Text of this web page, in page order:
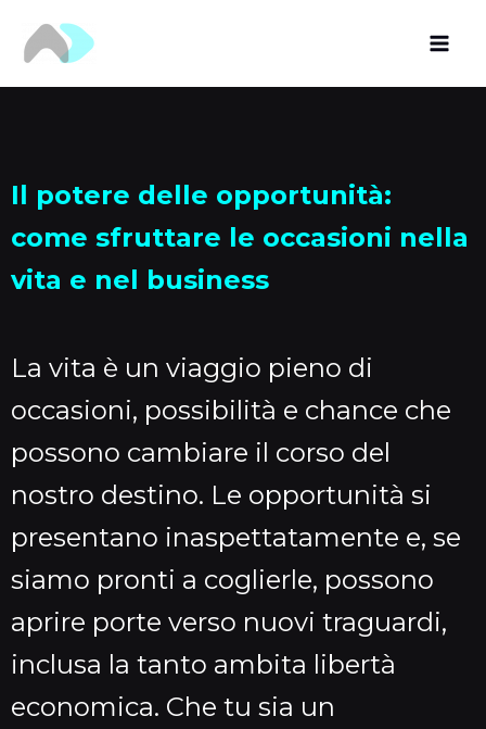
Il potere delle opportunità:
come sfruttare le occasioni nella
vita e nel business
La vita è un viaggio pieno di
occasioni, possibilità e chance che
possono cambiare il corso del
nostro destino. Le opportunità si
presentano inaspettatamente e, se
siamo pronti a coglierle, possono
aprire porte verso nuovi traguardi,
inclusa la tanto ambita libertà
economica. Che tu sia un